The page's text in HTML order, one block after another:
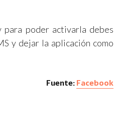
para poder activarla debes
y dejar la aplicación como
Fuente:Facebook